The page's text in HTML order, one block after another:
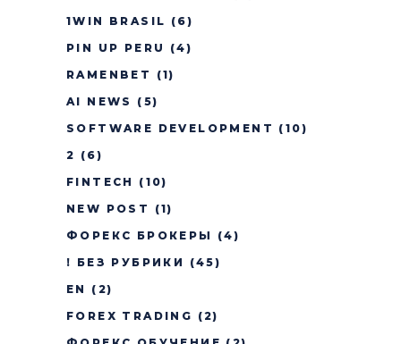
1WIN BRASIL (6)
PIN UP PERU
(4)
RAMENBET
(1)
AI NEWS
(5)
SOFTWARE DEVELOPMENT (10)
2 (6)
FINTECH
(10)
NEW POST
(1)
ФОРЕКС БРОКЕРЫ
(4)
! БЕЗ РУБРИКИ
(45)
EN
(2)
FOREX TRADING (2)